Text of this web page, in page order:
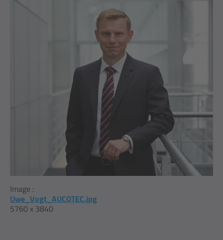
Image :
Uwe_Vogt_AUCOTEC.jpg
5760 x 3840